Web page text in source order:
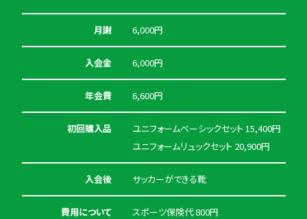
月謝 6,000円
入会金 6,000円
年会費 6,600円
初回購入品
ユニフォームベーシックセット 15,400円
ユニフォームリュックセット 20,900円
入会後 サッカーができる靴
費用について
スポーツ保険代 800円